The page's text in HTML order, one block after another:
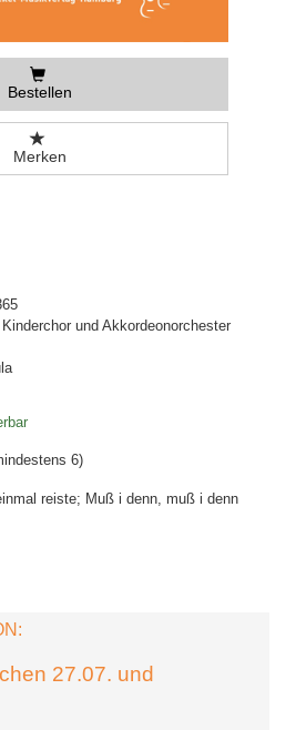
Bestellen
Merken
Kinderchor und Akkordeonorchester
6)
reiste; Muß i denn, muß i denn
27.07. und